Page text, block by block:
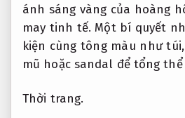
ánh sáng vàng của hoàng
may tinh tế. Một bí quyết
kiện cùng tông màu như túi,
mũ hoặc sandal để tổng
Thời trang.